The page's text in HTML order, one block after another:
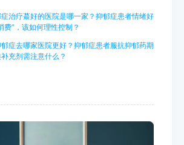
治疗蕞好的医院是哪一家？抑郁症患者情绪好
费”，该如何理性控制？
症去哪家医院更好？抑郁症患者服抗抑郁药期
充剂需注意什么？